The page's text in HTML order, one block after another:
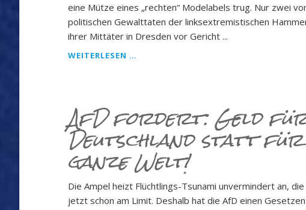
eine Mütze eines „rechten“ Modelabels trug. Nur zwei
politischen Gewalttaten der linksextremistischen
ihrer Mittäter in Dresden vor Gericht ...
WEITERLESEN …
–
RICHTER
SIEHT
„ACHTENSWERTE
MOTIVE“.
AfD fordert: Geld
Deutschland statt für
ganze Welt!
Die Ampel heizt Flüchtlings-Tsunami unvermindert an,
jetzt schon am Limit. Deshalb hat die AfD einen